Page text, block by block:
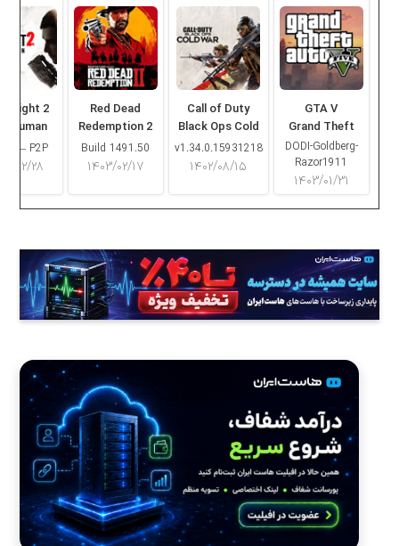
GTA V
Grand Theft
Auto V
DODI-Goldberg-
Razor1911
۱۴۰۳/۰۱/۳۱
Call of Duty
Black Ops Cold
War
v1.34.0.15931218
۱۴۰۲/۰۸/۱۵
Red Dead
Redemption 2
Build 1491.50
۱۴۰۳/۰۲/۱۷
Light 2
Human
– P2P
۱۴۰۳/